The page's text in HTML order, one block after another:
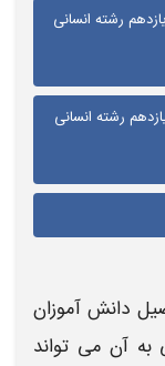
رشته انسانی
رشته انسانی
دانش آموزان
آن می تواند